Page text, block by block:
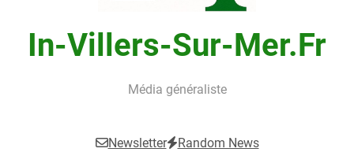
In-Villers-Sur-Mer.fr
Média généraliste
Newsletter Random News